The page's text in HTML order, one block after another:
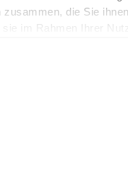
zusammen, die Sie
im Rahmen Ihrer